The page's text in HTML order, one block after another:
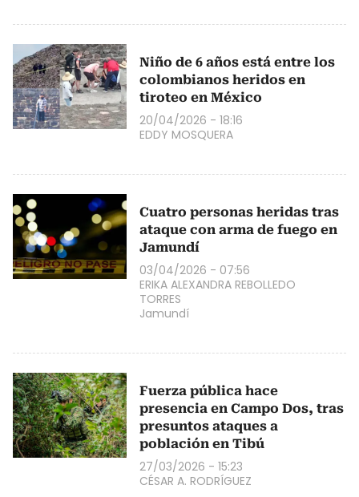
Niño de 6 años está entre los
colombianos heridos en
tiroteo en México
20/04/2026 - 18:16
EDDY MOSQUERA
Cuatro personas heridas tras
ataque con arma de fuego en
Jamundí
03/04/2026 - 07:56
ERIKA ALEXANDRA REBOLLEDO
TORRES
Jamundí
Fuerza pública hace
presencia en Campo Dos, tras
presuntos ataques a
población en Tibú
27/03/2026 - 15:23
CÉSAR A. RODRÍGUEZ